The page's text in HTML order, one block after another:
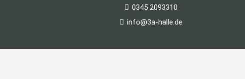
0345 2093310
info@3a-halle.de